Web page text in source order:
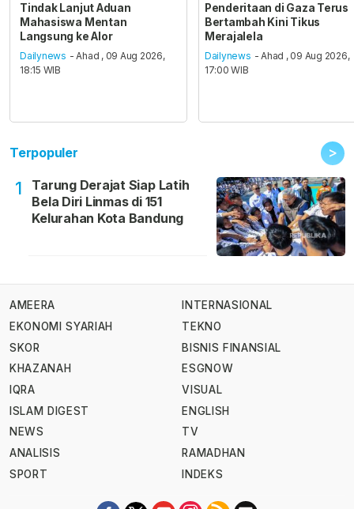
Tindak Lanjut Aduan
Mahasiswa Mentan
Langsung ke Alor
Dailynews - Ahad , 09 Aug 2026,
18:15 WIB
Penderitaan di Gaza Terus
Bertambah Kini Tikus
Merajalela
Dailynews - Ahad , 09 Aug 2026,
17:00 WIB
Terpopuler >
1
Tarung Derajat Siap Latih
Bela Diri Linmas di 151
Kelurahan Kota Bandung
AMEERA
EKONOMI SYARIAH
SKOR
KHAZANAH
IQRA
ISLAM DIGEST
NEWS
ANALISIS
SPORT
INTERNASIONAL
TEKNO
BISNIS FINANSIAL
ESGNOW
VISUAL
ENGLISH
TV
RAMADHAN
INDEKS